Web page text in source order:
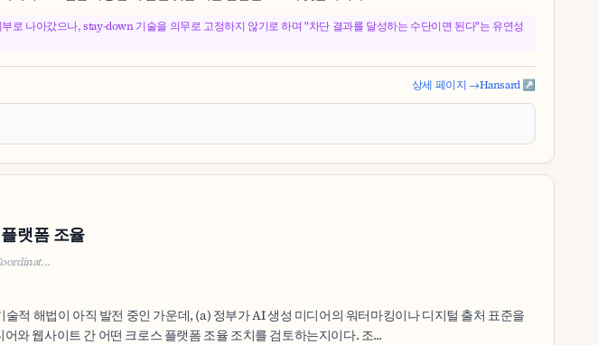
나아갔으나, stay-down 기술을 의무로 고정하지 않기로 하며 "차단 결과를 달성하는 수단이면 된다"는 유연성
상세 페이지 →Hansard ↗
랫폼 조율
적 해법이 아직 발전 중인 가운데, (a) 정부가 AI 생성 미디어의 워터마킹이나 디지털 출처 표준을
와 웹사이트 간 어떤 크로스 플랫폼 조율 조치를 검토하는지이다. 조...